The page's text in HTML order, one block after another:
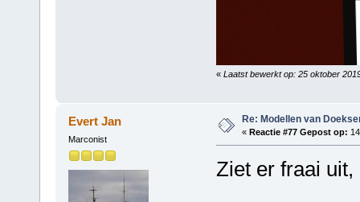
« Laatst bewerkt op: 25 oktober
Evert Jan
Marconist
Re: Modellen van
« Reactie #77 Gepost op:
Ziet er fraai uit,